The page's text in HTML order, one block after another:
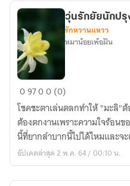
อ๋อง
กาลกิณี
วุ่น
รัก
ยัย
นัก
ปรุง
วุ่นรักยัยนักปรุ
รักหวานแหวว
หมาน้อยเพ้อฝัน
09700 (0)
โชคชะตาเล่นตลกทำให้ "มะลิ"
ต้องตกงานเพราะความใจร้อนข
นี้ที่ยากลำบากนี้ไปได้ไหมและจ
อัปเดตล่าสุด 2 พ.ค. 64 / 00:10 น.